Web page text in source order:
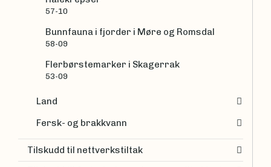
57-10
Bunnfauna i fjorder i Møre og Romsdal
58-09
Flerbørstemarker i Skagerrak
53-09
Land
Fersk- og brakkvann
Tilskudd til nettverkstiltak